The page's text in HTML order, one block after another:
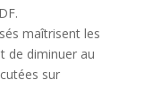
maîtrisent les
de diminuer au
sur